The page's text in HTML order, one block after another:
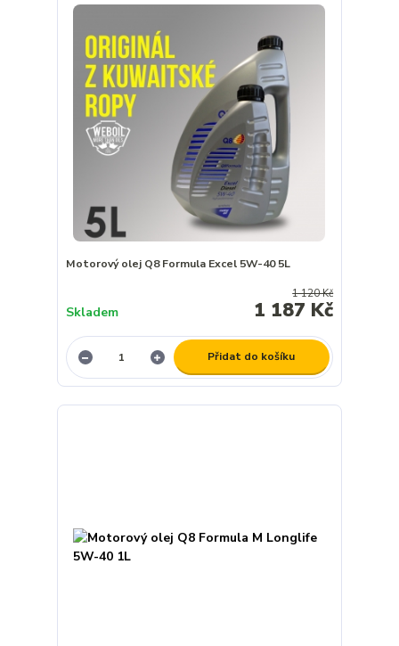
Motorový olej Q8 Formula Excel 5W-40 5L
1 120 Kč
1 187 Kč
Skladem
Přidat do košíku